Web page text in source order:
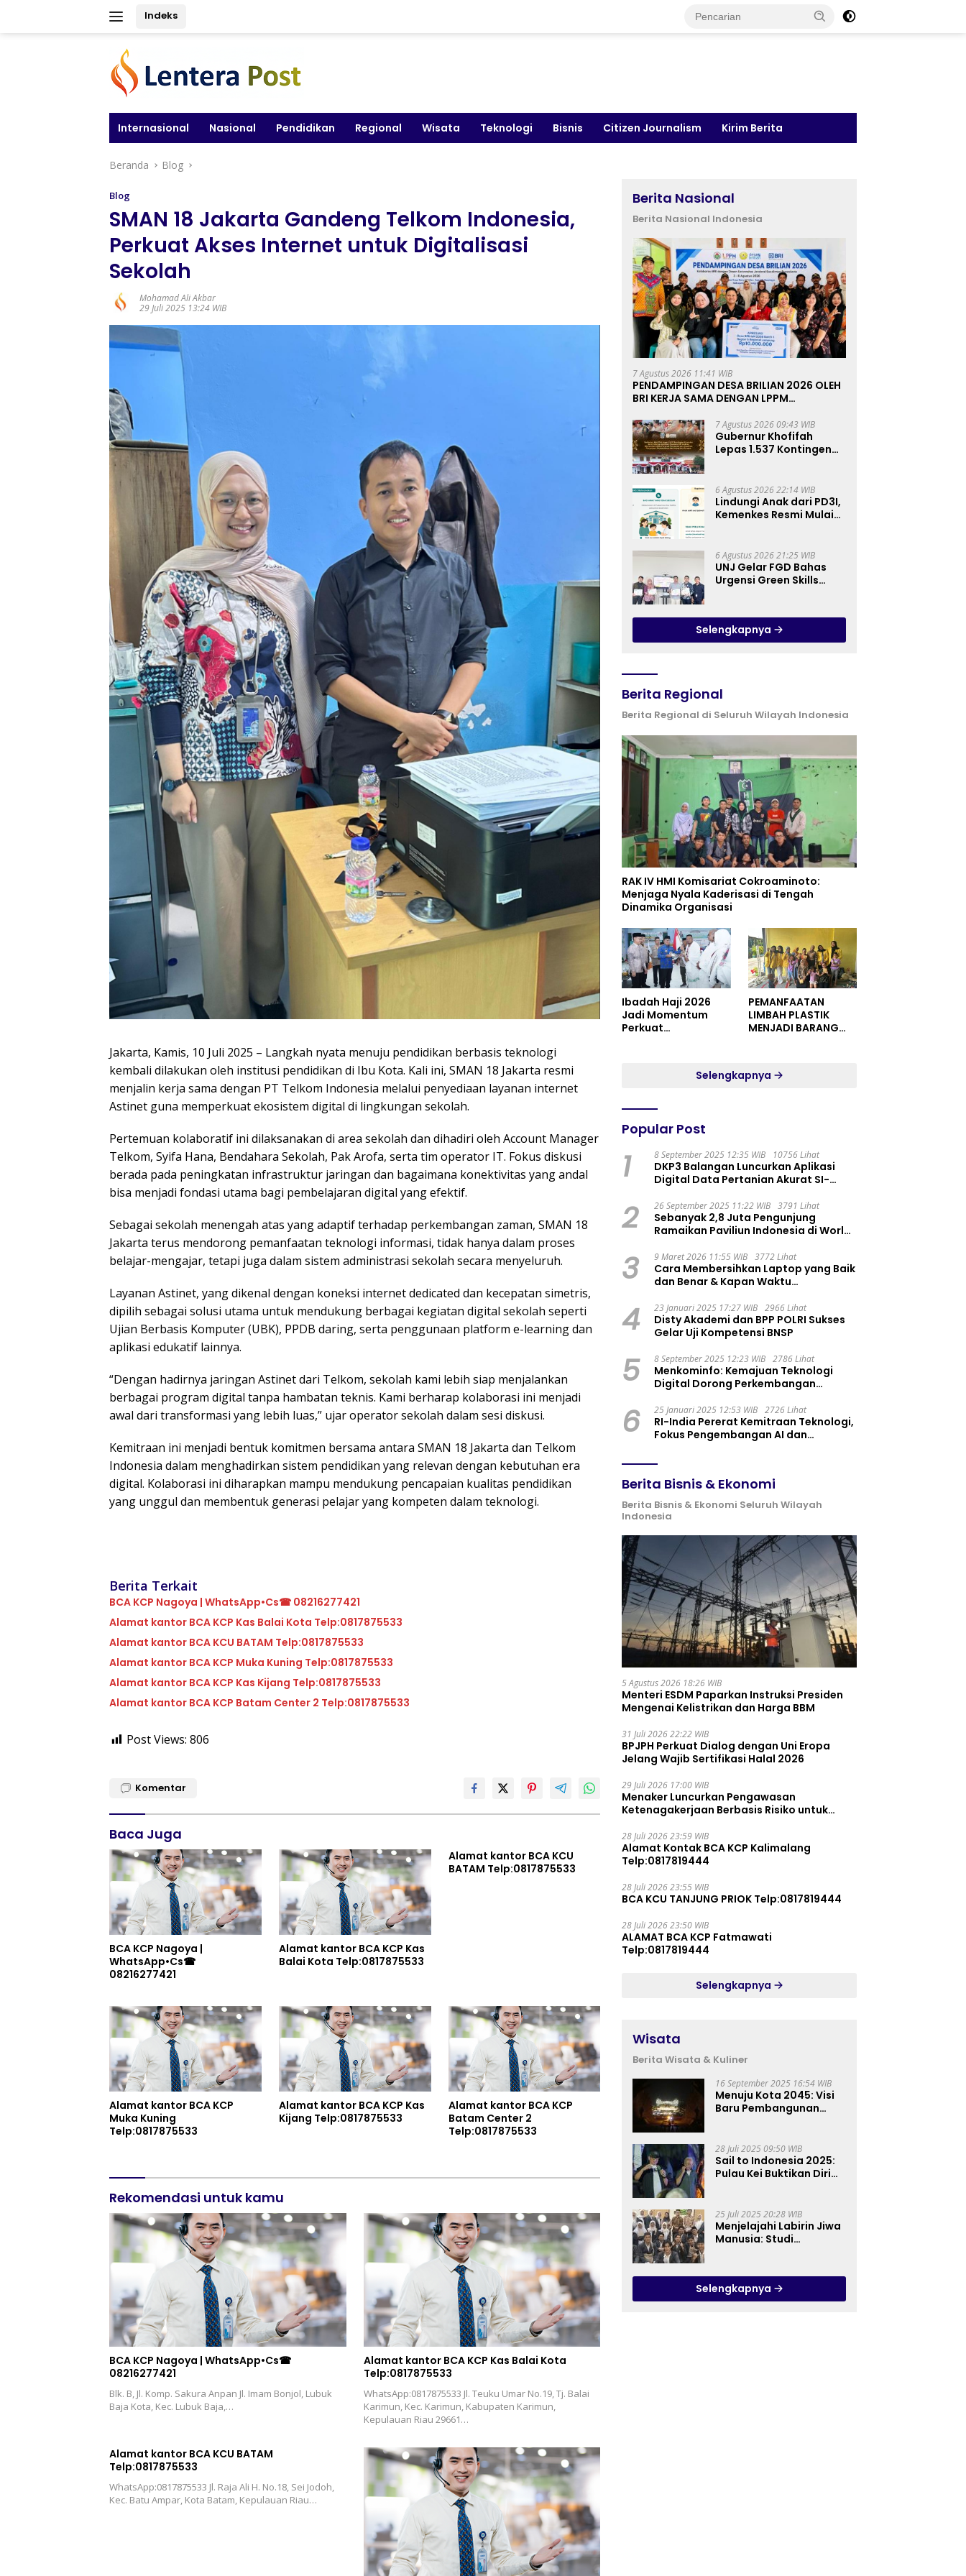
Indeks
Internasional Nasional Pendidikan Regional Wisata Teknologi Bisnis Citizen Journalism Kirim Berita
Beranda Blog
Blog
SMAN 18 Jakarta Gandeng Telkom Indonesia,
Perkuat Akses Internet untuk Digitalisasi
Sekolah
Mohamad Ali Akbar
29 Juli 2025 13:24 WIB
Jakarta, Kamis, 10 Juli 2025 – Langkah nyata menuju pendidikan berbasis teknologi
kembali dilakukan oleh institusi pendidikan di Ibu Kota. Kali ini, SMAN 18 Jakarta resmi
menjalin kerja sama dengan PT Telkom Indonesia melalui penyediaan layanan internet
Astinet guna memperkuat ekosistem digital di lingkungan sekolah.
Pertemuan kolaboratif ini dilaksanakan di area sekolah dan dihadiri oleh Account Manager
Telkom, Syifa Hana, Bendahara Sekolah, Pak Arofa, serta tim operator IT. Fokus diskusi
berada pada peningkatan infrastruktur jaringan dan bagaimana konektivitas yang andal
bisa menjadi fondasi utama bagi pembelajaran digital yang efektif.
Sebagai sekolah menengah atas yang adaptif terhadap perkembangan zaman, SMAN 18
Jakarta terus mendorong pemanfaatan teknologi informasi, tidak hanya dalam proses
belajar-mengajar, tetapi juga dalam sistem administrasi sekolah secara menyeluruh.
Layanan Astinet, yang dikenal dengan koneksi internet dedicated dan kecepatan simetris,
dipilih sebagai solusi utama untuk mendukung berbagai kegiatan digital sekolah seperti
Ujian Berbasis Komputer (UBK), PPDB daring, serta penggunaan platform e-learning dan
aplikasi edukatif lainnya.
“Dengan hadirnya jaringan Astinet dari Telkom, sekolah kami lebih siap menjalankan
berbagai program digital tanpa hambatan teknis. Kami berharap kolaborasi ini menjadi
awal dari transformasi yang lebih luas,” ujar operator sekolah dalam sesi diskusi.
Kemitraan ini menjadi bentuk komitmen bersama antara SMAN 18 Jakarta dan Telkom
Indonesia dalam menghadirkan sistem pendidikan yang relevan dengan kebutuhan era
digital. Kolaborasi ini diharapkan mampu mendukung pencapaian kualitas pendidikan
yang unggul dan membentuk generasi pelajar yang kompeten dalam teknologi.
Berita Terkait
BCA KCP Nagoya | WhatsApp•Cs☎ 08216277421
Alamat kantor BCA KCP Kas Balai Kota Telp:0817875533
Alamat kantor BCA KCU BATAM Telp:0817875533
Alamat kantor BCA KCP Muka Kuning Telp:0817875533
Alamat kantor BCA KCP Kas Kijang Telp:0817875533
Alamat kantor BCA KCP Batam Center 2 Telp:0817875533
Post Views: 806
Komentar
Baca Juga
BCA KCP Nagoya |
WhatsApp•Cs☎
08216277421
Alamat kantor BCA KCP Kas
Balai Kota Telp:0817875533
Alamat kantor BCA KCU
BATAM Telp:0817875533
Alamat kantor BCA KCP
Muka Kuning
Telp:0817875533
Alamat kantor BCA KCP Kas
Kijang Telp:0817875533
Alamat kantor BCA KCP
Batam Center 2
Telp:0817875533
Rekomendasi untuk kamu
BCA KCP Nagoya | WhatsApp•Cs☎
08216277421
Blk. B, Jl. Komp. Sakura Anpan Jl. Imam Bonjol, Lubuk
Baja Kota, Kec. Lubuk Baja,…
Alamat kantor BCA KCP Kas Balai Kota
Telp:0817875533
WhatsApp:0817875533 Jl. Teuku Umar No.19, Tj. Balai
Karimun, Kec. Karimun, Kabupaten Karimun,
Kepulauan Riau 29661…
Alamat kantor BCA KCU BATAM
Telp:0817875533
WhatsApp:0817875533 Jl. Raja Ali H. No.18, Sei Jodoh,
Kec. Batu Ampar, Kota Batam, Kepulauan Riau…
Berita Nasional
Berita Nasional Indonesia
7 Agustus 2026 11:41 WIB
PENDAMPINGAN DESA BRILIAN 2026 OLEH
BRI KERJA SAMA DENGAN LPPM
PURWOKERTO
7 Agustus 2026 09:43 WIB
Gubernur Khofifah
Lepas 1.537 Kontingen
Pesankan Pererat
Persaudaraan, Perkuat
Persatuan dan
6 Agustus 2026 22:14 WIB
Lindungi Anak dari PD3I,
Kemenkes Resmi Mulai
6 Agustus 2026 21:25 WIB
UNJ Gelar FGD Bahas
Urgensi Green Skills
Kurikulum SMK
Pariwisata, Perhotelan,
dan UPW
Selengkapnya
Berita Regional
Berita Regional di Seluruh Wilayah Indonesia
RAK IV HMI Komisariat Cokroaminoto:
Menjaga Nyala Kaderisasi di Tengah
Dinamika Organisasi
Ibadah Haji 2026
Jadi Momentum
Perkuat
PEMANFAATAN
LIMBAH PLASTIK
MENJADI BARANG
RESIDENCE
Selengkapnya
Popular Post
1 8 September 2025 12:35 WIB 10756 Lihat
DKP3 Balangan Luncurkan Aplikasi
Digital Data Pertanian Akurat SI-
2 26 September 2025 11:22 WIB 3791 Lihat
Sebanyak 2,8 Juta Pengunjung
Ramaikan Paviliun Indonesia di World
3 9 Maret 2026 11:55 WIB 3772 Lihat
Cara Membersihkan Laptop yang Baik
dan Benar & Kapan Waktu
4 23 Januari 2025 17:27 WIB 2966 Lihat
Disty Akademi dan BPP POLRI Sukses
Gelar Uji Kompetensi BNSP
5 8 September 2025 12:23 WIB 2786 Lihat
Menkominfo: Kemajuan Teknologi
Digital Dorong Perkembangan
6 25 Januari 2025 12:53 WIB 2726 Lihat
RI-India Pererat Kemitraan Teknologi,
Fokus Pengembangan AI dan
Berita Bisnis & Ekonomi
Berita Bisnis & Ekonomi Seluruh Wilayah
Indonesia
5 Agustus 2026 18:26 WIB
Menteri ESDM Paparkan Instruksi Presiden
Mengenai Kelistrikan dan Harga BBM
31 Juli 2026 22:22 WIB
BPJPH Perkuat Dialog dengan Uni Eropa
Jelang Wajib Sertifikasi Halal 2026
29 Juli 2026 17:00 WIB
Menaker Luncurkan Pengawasan
Ketenagakerjaan Berbasis Risiko untuk
28 Juli 2026 23:59 WIB
Alamat Kontak BCA KCP Kalimalang
Telp:0817819444
28 Juli 2026 23:55 WIB
BCA KCU TANJUNG PRIOK Telp:0817819444
28 Juli 2026 23:50 WIB
ALAMAT BCA KCP Fatmawati
Telp:0817819444
Selengkapnya
Wisata
Berita Wisata & Kuliner
16 September 2025 16:54 WIB
Menuju Kota 2045: Visi
Baru Pembangunan
28 Juli 2025 09:50 WIB
Sail to Indonesia 2025:
Pulau Kei Buktikan Diri
25 Juli 2025 20:28 WIB
Menjelajahi Labirin Jiwa
Manusia: Studi
Pandanaran di RSJ
Grhasia
Selengkapnya